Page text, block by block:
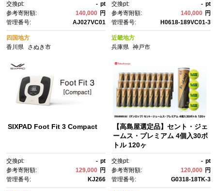
ナルグリップ ヘッドカバー付
交換pt: - pt
参考寄附額:
140,000 円
管理番号:
AJ027VC01
四国地方
香川県
さぬき市
交換pt: - pt
参考寄附額:
140,000 円
管理番号:
H0618-189VC01-3
近畿地方
兵庫県 神戸市
SIXPAD Foot Fit 3 Compact
交換pt: - pt
参考寄附額:
129,000 円
管理番号:
KJ266
【高島屋選定品】セント・ジェ
ームス・プレミアム 4個入30ボ
トル 120ヶ
交換pt: - pt
参考寄附額:
120,000 円
管理番号:
G0318-18TK-3